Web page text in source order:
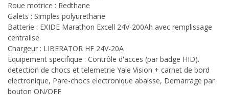
Roue motrice : Redthane
Galets : Simples polyurethane
Batterie : EXIDE Marathon Excell 24V-200Ah avec remplissage
centralise
Chargeur : LIBERATOR HF 24V-20A
Equipement specifique : Contrôle d'acces (par badge HID).
detection de chocs et telemetrie Yale Vision + carnet de bord
electronique, Pare-chocs electronique abaisse, Demarrage par
bouton ON/OFF